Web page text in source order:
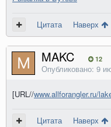
Цитата Наверх
MAKC 12
Опубликовано: 9
[URL//www.allforangler.ru/
Цитата Наверх